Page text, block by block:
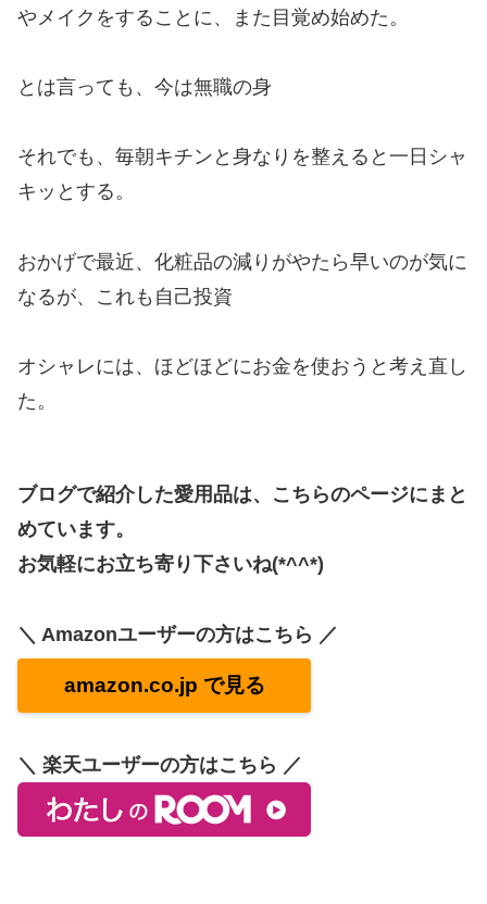
やメイクをすることに、また目覚め始めた。
とは言っても、今は無職の身
それでも、毎朝キチンと身なりを整えると一日シャ
キッとする。
おかげで最近、化粧品の減りがやたら早いのが気に
なるが、これも自己投資
オシャレには、ほどほどにお金を使おうと考え直し
た。
ブログで紹介した愛用品は、こちらのページにまと
めています。
お気軽にお立ち寄り下さいね(*^^*)
＼ Amazonユーザーの方はこちら ／
amazon.co.jp で見る
＼ 楽天ユーザーの方はこちら ／